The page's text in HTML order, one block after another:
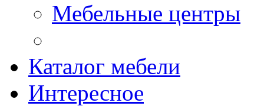
Мебельные центры
Каталог мебели
Интересное